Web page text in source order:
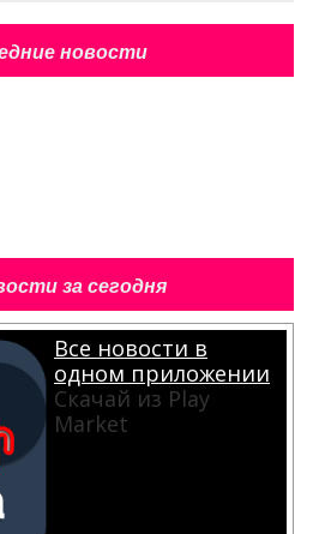
новости
за сегодня
Все новости в
одном приложении
Скачай из Play
Market